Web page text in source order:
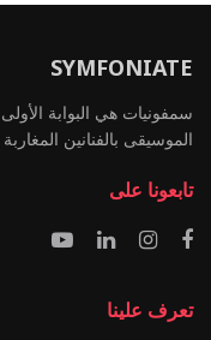
SYMFONIATE
سمفونيات هي البوابة
الموسيقى بالفنانين
تابعونا على
تعرف علينا